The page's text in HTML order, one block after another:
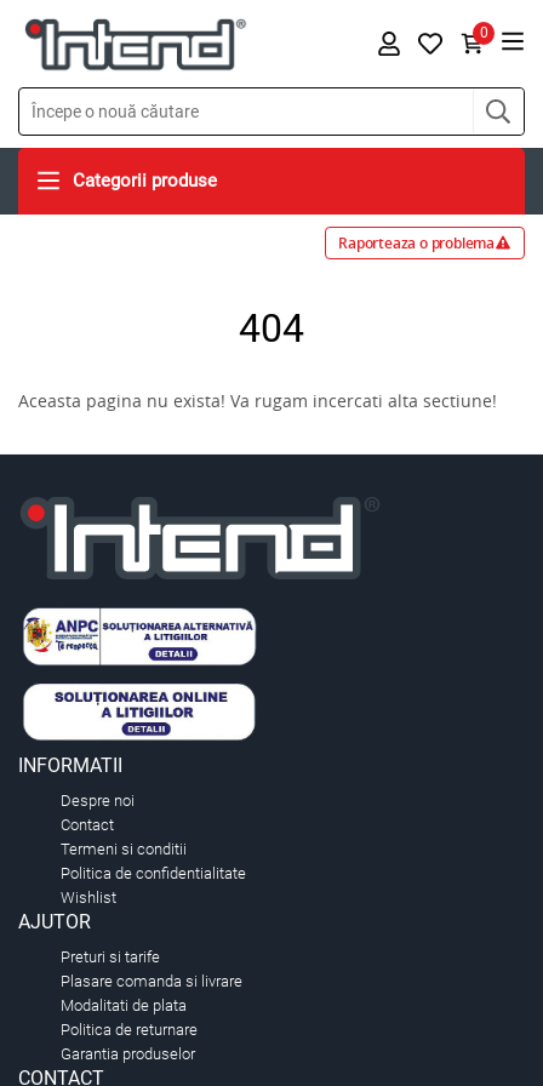
0
Categorii produse
Raporteaza o problema
404
Aceasta pagina nu exista! Va rugam incercati alta sectiune!
INFORMATII
Despre noi
Contact
Termeni si conditii
Politica de confidentialitate
Wishlist
AJUTOR
Preturi si tarife
Plasare comanda si livrare
Modalitati de plata
Politica de returnare
Garantia produselor
CONTACT